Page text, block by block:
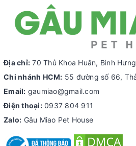
Địa chỉ: 70 Thủ Khoa Huân, Bình
Chi nhánh HCM: 55 đường số 66,
Email: gaumiao@gmail.com
Điện thoại: 0937 804 911
Zalo: Gâu Miao Pet House